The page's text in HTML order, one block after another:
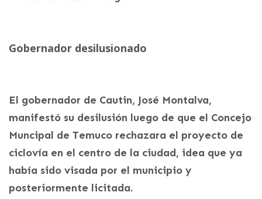
Gobernador desilusionado
El gobernador de Cautin, José Montalva,
manifestó su desilusión luego de que el Concejo
Muncipal de Temuco rechazara el proyecto de
ciclovía en el centro de la ciudad, idea que ya
había sido visada por el municipio y
posteriormente licitada.